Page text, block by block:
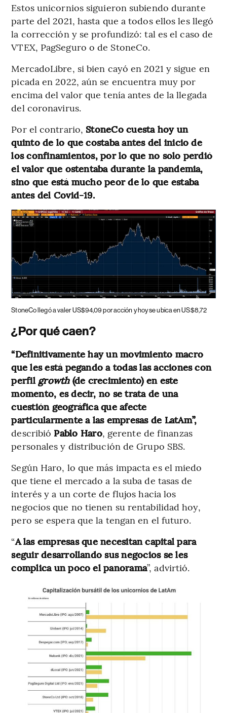
Estos unicornios siguieron subiendo durante
parte del 2021, hasta que a todos ellos les llegó
la corrección y se profundizó: tal es el caso de
VTEX, PagSeguro o de StoneCo.
MercadoLibre, si bien cayó en 2021 y sigue en
picada en 2022, aún se encuentra muy por
encima del valor que tenía antes de la llegada
del coronavirus.
Por el contrario, StoneCo cuesta hoy un
quinto de lo que costaba antes del inicio de
los confinamientos, por lo que no solo perdió
el valor que ostentaba durante la pandemia,
sino que está mucho peor de lo que estaba
antes del Covid-19.
StoneCo llegó a valer US$94,09 por acción y hoy se ubica en US$8,72
¿Por qué caen?
“Definitivamente hay un movimiento macro
que les está pegando a todas las acciones con
perfil growth (de crecimiento) en este
momento, es decir, no se trata de una
cuestión geográfica que afecte
particularmente a las empresas de LatAm”,
describió Pablo Haro, gerente de finanzas
personales y distribución de Grupo SBS.
Según Haro, lo que más impacta es el miedo
que tiene el mercado a la suba de tasas de
interés y a un corte de flujos hacia los
negocios que no tienen su rentabilidad hoy,
pero se espera que la tengan en el futuro.
“A las empresas que necesitan capital para
seguir desarrollando sus negocios se les
complica un poco el panorama”, advirtió.